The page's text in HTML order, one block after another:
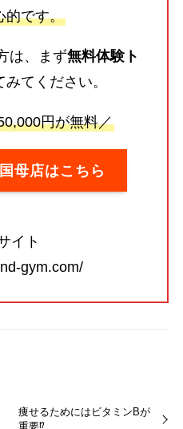
的です。
は、まず無料体験ト
てください。
円が無料／
母店はこちら
イト
gym.com/
痩せるためにはビタミンBが
重要⁉️